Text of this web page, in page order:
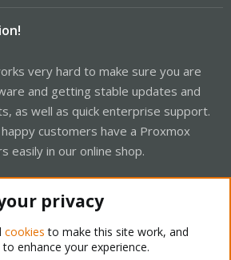
very hard to make sure you are
and getting stable updates and
as well as quick enterprise support.
customers have a Proxmox
easily in our online shop.
privacy
cookies to make this site work, and
enhance your experience.